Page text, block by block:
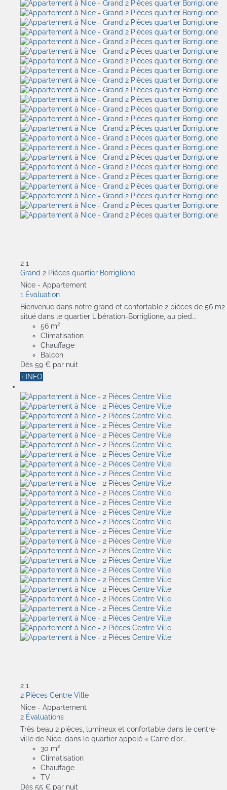
2 1
Grand 2 Pièces quartier Borriglione
Nice - Appartement
1 Évaluation
Bienvenue dans notre grand et confortable 2 pièces de 56 m2
situé dans le quartier Libération-Borriglione, au pied...
56 m²
Climatisation
Chauffage
Balcon
Dès 59 € par nuit
+ INFO
2 1
2 Pièces Centre Ville
Nice - Appartement
2 Évaluations
Très beau 2 pièces, lumineux et confortable dans le centre-
ville de Nice, dans le quartier appelé « Carré d’or...
30 m²
Climatisation
Chauffage
TV
Dès 55 € par nuit